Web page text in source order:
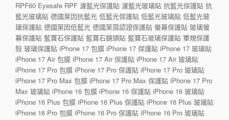
RPF60 Eyesafe RPF 濾藍光保護貼 濾藍光玻璃貼 抗藍光保護貼 抗
藍光玻璃貼 德國萊因抗藍光 低藍光保護貼 低藍光玻璃貼 低藍光玻
璃保護貼 德國萊因低藍光 德國萊茵認證保護貼 螢幕保護貼 玻璃螢
幕保護貼 藍寶石保護貼 藍寶石鏡頭貼 藍寶石玻璃保護貼 軍規保護
殼 玻璃保護貼 iPhone 17 包膜 iPhone 17 保護貼 iPhone 17 玻璃貼
iPhone 17 Air 包膜 iPhone 17 Air 保護貼 iPhone 17 Air 玻璃貼
iPhone 17 Pro 包膜 iPhone 17 Pro 保護貼 iPhone 17 Pro 玻璃貼
iPhone 17 Pro Max 包膜 iPhone 17 Pro Max 保護貼 iPhone 17 Pro
Max 玻璃貼 iPhone 16 包膜 iPhone 16 保護貼 iPhone 16 玻璃貼
iPhone 16 Plus 包膜 iPhone 16 Plus 保護貼 iPhone 16 Plus 玻璃貼
iPhone 16 Pro 包膜 iPhone 16 Pro 保護貼 iPhone 16 Pro 玻璃貼